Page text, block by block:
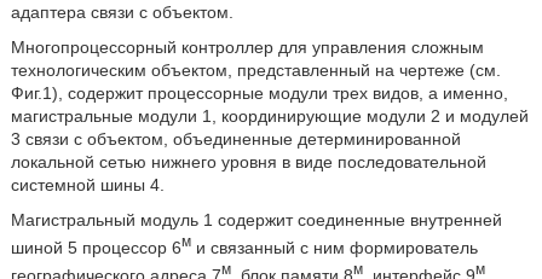
адаптера связи с объектом.
Многопроцессорный контроллер для управления сложным
технологическим объектом, представленный на чертеже (см.
Фиг.1), содержит процессорные модули трех видов, а именно,
магистральные модули 1, координирующие модули 2 и модулей
3 связи с объектом, объединенные детерминированной
локальной сетью нижнего уровня в виде последовательной
системной шины 4.
Магистральный модуль 1 содержит соединенные внутренней
шиной 5 процессор 6ми связанный с ним формирователь
географического адреса 7м, блок памяти 8м, интерфейс 9м